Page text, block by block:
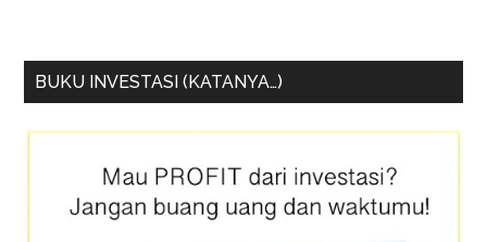
BUKU INVESTASI (KATANYA…)